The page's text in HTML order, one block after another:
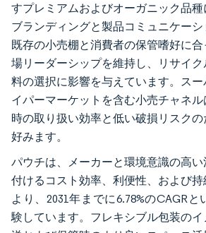
すプレミアムおよびオーガニック品
ブランディングと製品コミュニケーシ
既存の小売棚と消費者の保管嗜好に
場リーダーシップを維持し、リサイ
料の選択に影響を与えています。ス
イパーマーケットを含む小売チャネ
時の取り扱い効率と低い破損リスク
好みます。
パウチは、メーカーと環境意識の高
付けるコスト効率、利便性、および
より、2031年までに6.78%のCAGR
験しています。フレキシブル包装の